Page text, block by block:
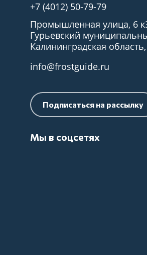
+7 (4012) 50-79-79
Промышленная улица, 6
Гурьевский
Калининградская
info@frostguide.ru
Подписаться на рассылку
Мы в соцсетях